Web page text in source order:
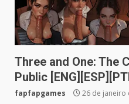
Three and One: The
Public
fapfapgames 26 de janeiro